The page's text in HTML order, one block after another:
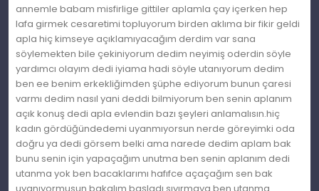
annemle babam misfirlige gittiler aplamla çay içerken hep
lafa girmek cesaretimi topluyorum birden aklıma bir fikir geldi
apla hiç kimseye açıklamıyacağım derdim var sana
söylemekten bile çekiniyorum dedim neyimiş oderdin söyle
yardımcı olayım dedi iyiama hadi söyle utanıyorum dedim
ben ee benim erkekliğimden şüphe ediyorum bunun çaresi
varmı dedim nasıl yani deddi bilmiyorum ben senin aplanım
açık konuş dedi apla evlendin bazı şeyleri anlamalısın.hiç
kadın gördüğündedemi uyanmıyorsun nerde göreyimki oda
doğru ya dedi görsem belki ama narede dedim aplam bak
bunu senin için yapaçağım unutma ben senin aplanım dedi
utanma yok ben bacaklarımı hafıfce açaçağım sen bak
uyanıyormusun bakalım başladı sıyırmaya ben utanma